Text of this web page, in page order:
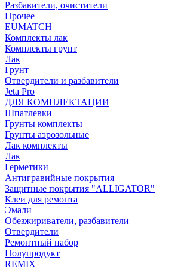
Разбавители, очистители
Прочее
EUMATCH
Комплекты лак
Комплекты грунт
Лак
Грунт
Отвердители и разбавители
Jeta Pro
ДЛЯ КОМПЛЕКТАЦИИ
Шпатлевки
Грунты комплекты
Грунты аэрозольные
Лак комплекты
Лак
Герметики
Антигравийные покрытия
Защитные покрытия "ALLIGATOR"
Клеи для ремонта
Эмали
Обезжириватели, разбавители
Отвердители
Ремонтный набор
Полупродукт
REMIX